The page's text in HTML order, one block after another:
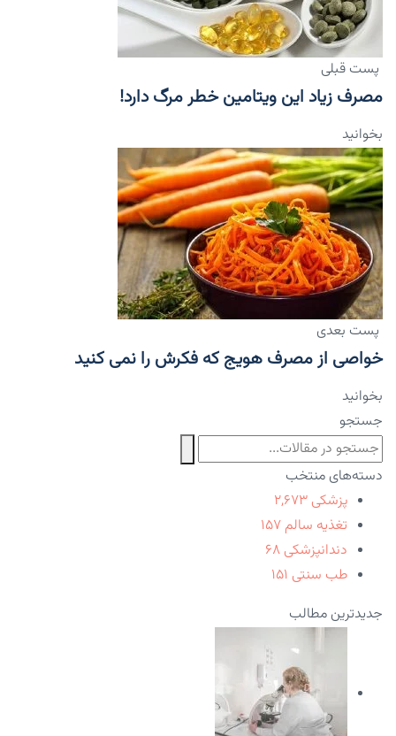
پست قبلی
مصرف زیاد این ویتامین خطر مرگ دارد!
بخوانید
پست بعدی
خواصی از مصرف هویج که فکرش را نمی کنید
بخوانید
جستجو
دسته‌های منتخب
پزشکی ۲,۶۷۳
تغذیه سالم ۱۵۷
دندانپزشکی ۶۸
طب سنتی ۱۵۱
جدیدترین مطالب